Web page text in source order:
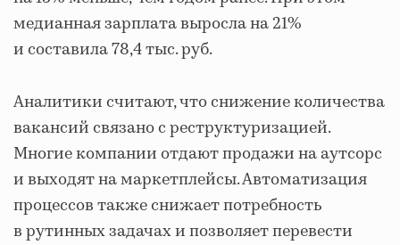
медианная зарплата выросла на 21%
и составила 78,4 тыс. руб.
Аналитики считают, что снижение количества
вакансий связано с реструктуризацией.
Многие компании отдают продажи на аутсорс
и выходят на маркетплейсы. Автоматизация
процессов также снижает потребность
в рутинных задачах и позволяет перевести